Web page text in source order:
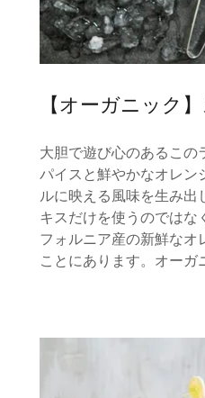
【オーガニック
大胆で遊び心のあるこの
パイスと鮮やかなオレン
ルに映える風味を生み出
キスだけを使うのではな
フォルニア産の新鮮なオ
ことにあります。オーガ